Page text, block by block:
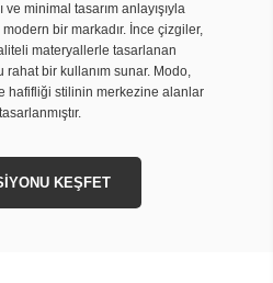
ve minimal tasarım anlayışıyla
bir markadır. İnce çizgiler,
materyallerle tasarlanan
rahat bir kullanım sunar. Modo,
hafifliği stilinin merkezine alanlar
KEŞFET